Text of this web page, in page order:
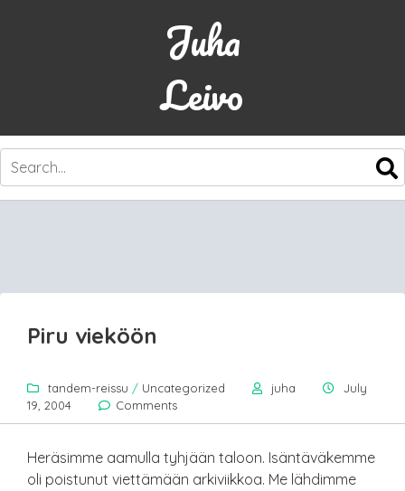
Juha
Leivo
SKIP
CONTENT
Piru vieköön
tandem-reissu / Uncategorized juha
July
19, 2004
Comments
Heräsimme aamulla tyhjään taloon. Isäntäväkemme
oli poistunut viettämään arkiviikkoa. Me lähdimme